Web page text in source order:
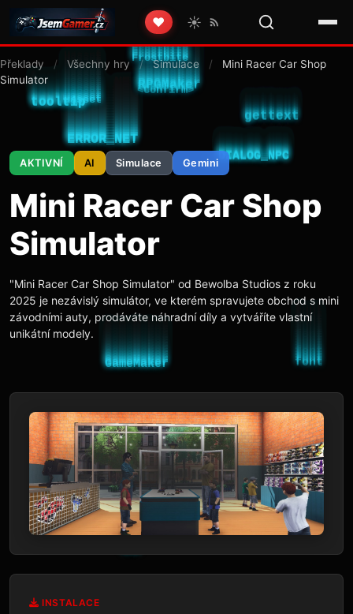
❤️ ☀️
Překlady / Všechny hry / Simulace /
Mini Racer Car Shop
Simulator
AKTIVNÍ AI Simulace Gemini
Mini Racer Car Shop
Simulator
"Mini Racer Car Shop Simulator" od Bewolba Studios z roku
2025 je nezávislý simulátor, ve kterém spravujete obchod s mini
závodními auty, prodáváte náhradní díly a vytváříte vlastní
unikátní modely.
INSTALACE